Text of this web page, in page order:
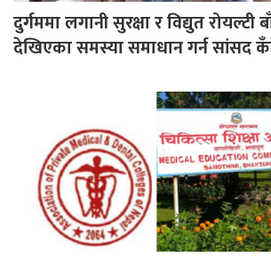
दुर्गममा लगानी सुरक्षा र विद्युत रोयल्टी
देखिएका समस्या समाधान गर्न सांसद